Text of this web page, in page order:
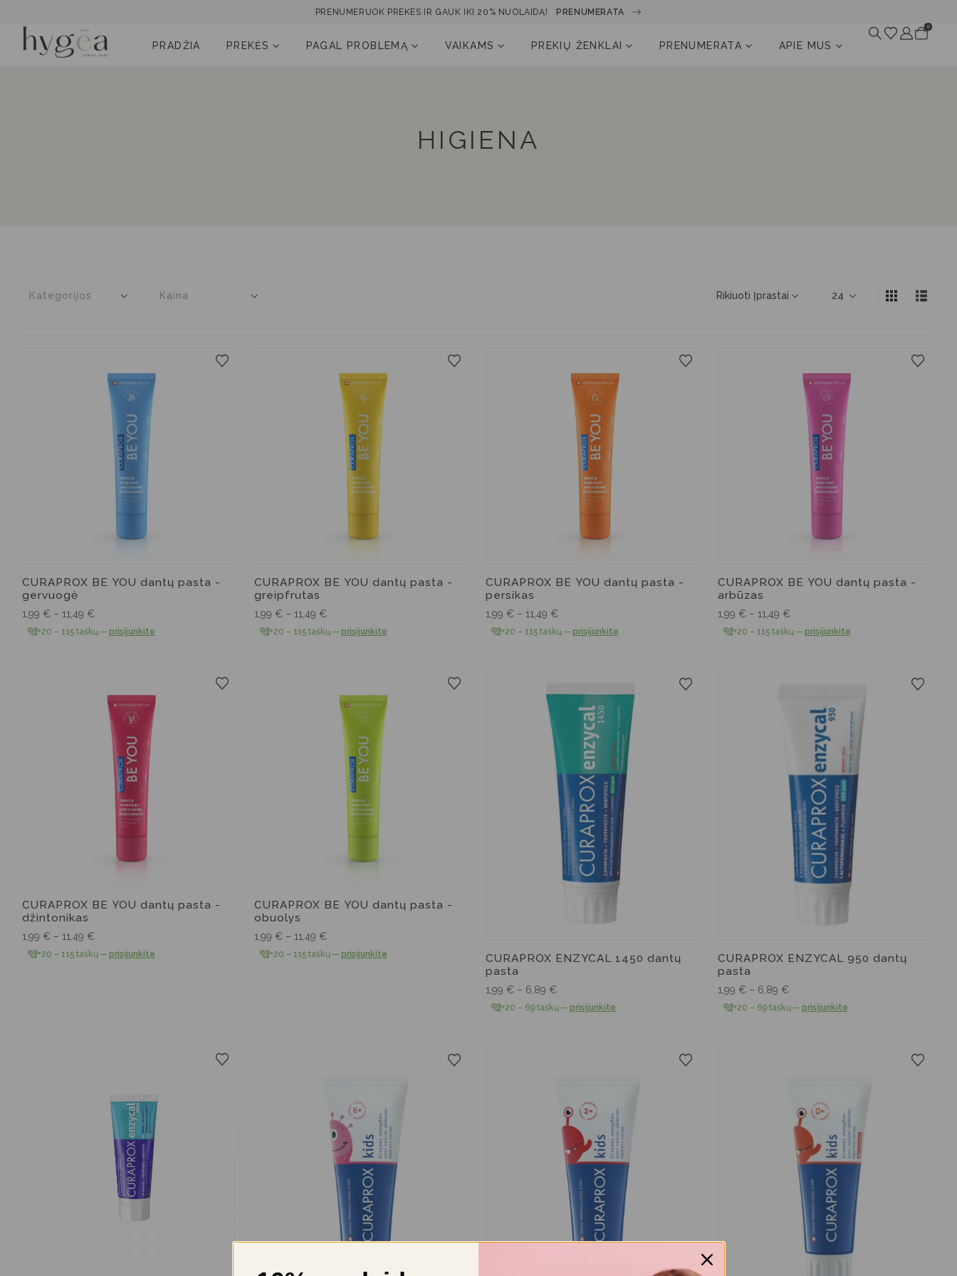
PRENUMERUOK PREKES IR GAUK IKI 20% NUOLAIDĄ! PRENUMERATA
PRADŽIA PREKĖS PAGAL PROBLEMĄ VAIKAMS PREKIŲ ŽENKLAI PRENUMERATA APIE MUS
0
HIGIENA
Kategorijos Kaina
CURAPROX BE YOU dantų pasta -
gervuogė
1,99 € – 11,49 €
+20 – 115 taškų — prisijunkite
60 ml
CURAPROX BE YOU dantų pasta -
greipfrutas
1,99 € – 11,49 €
+20 – 115 taškų — prisijunkite
60 ml
CURAPROX BE YOU dantų pasta -
persikas
1,99 € – 11,49 €
+20 – 115 taškų — prisijunkite
CURAPROX BE YOU dantų pasta -
arbūzas
1,99 € – 11,49 €
+20 – 115 taškų — prisijunkite
60 ml
CURAPROX BE YOU dantų pasta -
džintonikas
1,99 € – 11,49 €
+20 – 115 taškų — prisijunkite
60 ml
CURAPROX BE YOU dantų pasta -
obuolys
1,99 € – 11,49 €
+20 – 115 taškų — prisijunkite
75 ml 10 ml
CURAPROX ENZYCAL 1450 dantų
pasta
1,99 € – 6,89 €
+20 – 69 taškų — prisijunkite
75 ml 10 ml
CURAPROX ENZYCAL 950 dantų
pasta
1,99 € – 6,89 €
+20 – 69 taškų — prisijunkite